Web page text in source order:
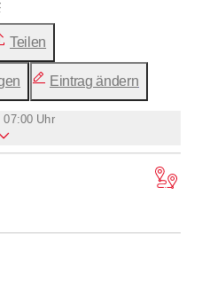
RESTAURATION
UND PRÄSENTATION
PLANUNG
Teilen
Eintrag ändern
07:00 Uhr
00
7:00- bis
17:00